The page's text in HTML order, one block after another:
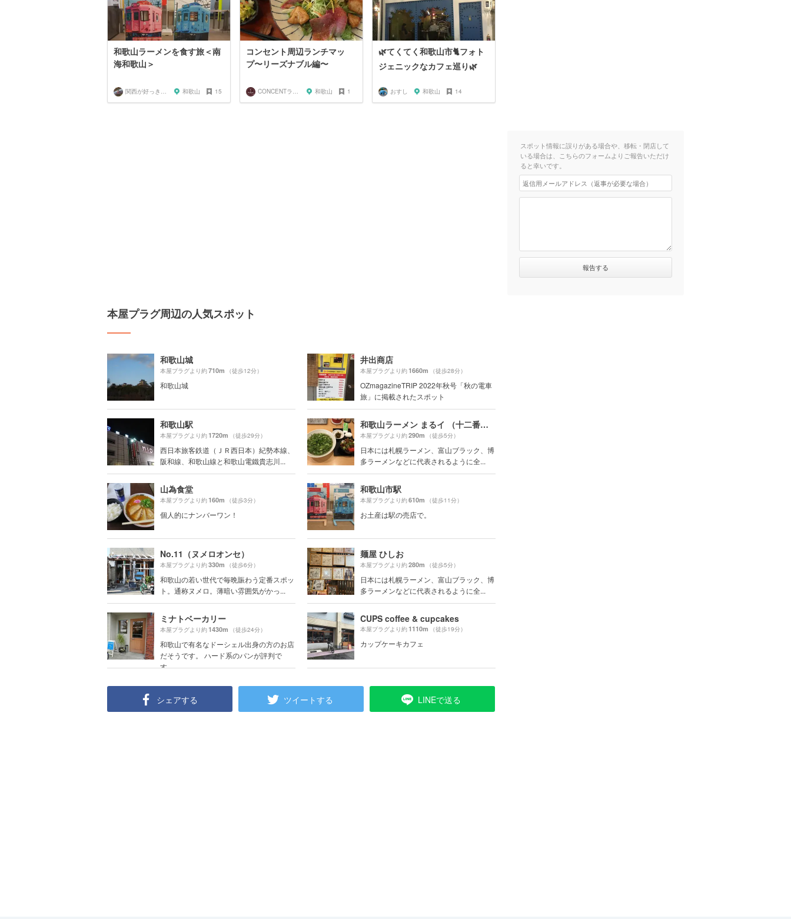
和歌山ラーメンを食す旅＜南
海和歌山＞
関西が好っきゃねん 和歌山 15
コンセント周辺ランチマッ
プ〜リーズナブル編〜
CONCENTランチ部 和歌山 1
🌿てくてく和歌山市🐈フォト
ジェニックなカフェ巡り🌿
おすし 和歌山 14
本屋プラグ周辺の人気スポット
和歌山城
本屋プラグより約710m （徒歩12分）
和歌山城
井出商店
本屋プラグより約1660m （徒歩28分）
OZmagazineTRIP 2022年秋号「秋の電車
旅」に掲載されたスポット
和歌山駅
本屋プラグより約1720m （徒歩29分）
西日本旅客鉄道（ＪＲ西日本）紀勢本線、
阪和線、和歌山線と和歌山電鐵貴志川...
和歌山ラーメン まるイ （十二番丁店）
本屋プラグより約290m （徒歩5分）
日本には札幌ラーメン、富山ブラック、博
多ラーメンなどに代表されるように全...
山為食堂
本屋プラグより約160m （徒歩3分）
個人的にナンバーワン！
和歌山市駅
本屋プラグより約610m （徒歩11分）
お土産は駅の売店で。
No.11（ヌメロオンセ）
本屋プラグより約330m （徒歩6分）
和歌山の若い世代で毎晩賑わう定番スポッ
ト。通称ヌメロ。薄暗い雰囲気がかっ...
麺屋 ひしお
本屋プラグより約280m （徒歩5分）
日本には札幌ラーメン、富山ブラック、博
多ラーメンなどに代表されるように全...
ミナトベーカリー
本屋プラグより約1430m （徒歩24分）
和歌山で有名なドーシェル出身の方のお店
だそうです。 ハード系のパンが評判で
す。
CUPS coffee & cupcakes
本屋プラグより約1110m （徒歩19分）
カップケーキカフェ
シェアする ツイートする LINEで送る
スポット情報に誤りがある場合や、移転・閉店して
いる場合は、こちらのフォームよりご報告いただけ
ると幸いです。